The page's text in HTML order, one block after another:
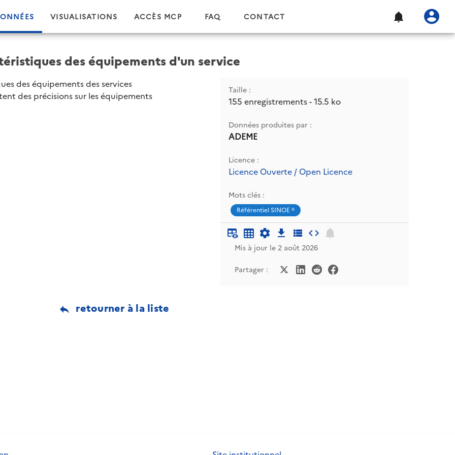
VISUALISATIONS ACCÈS MCP FAQ CONTACT
des équipements d'un service
des équipements des services
des précisions sur les équipements
Taille :
155 enregistrements - 15.5 ko
Données produites par :
ADEME
Licence :
Licence Ouverte / Open Licence
Mots clés :
Référentiel SINOE ®
Mis à jour le 2 août 2026
Partager :
retourner à la liste